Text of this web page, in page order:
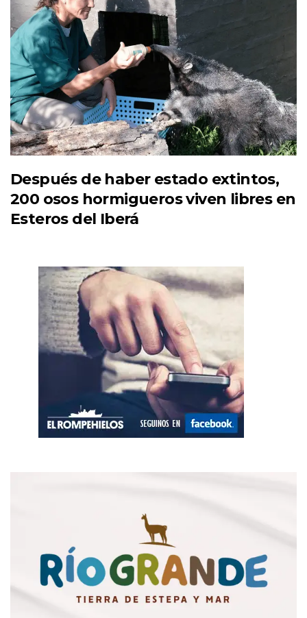
Después de haber estado extintos,
200 osos hormigueros viven libres en
Esteros del Iberá